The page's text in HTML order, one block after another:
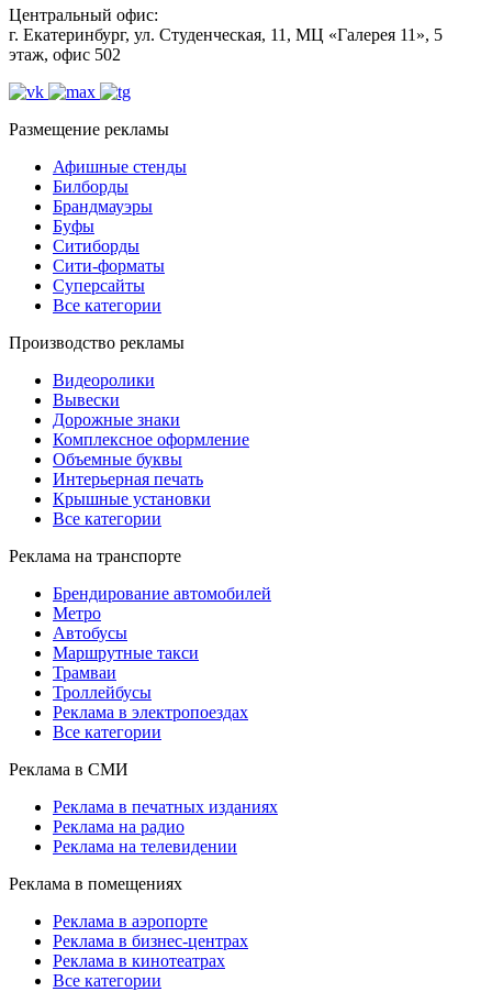
Центральный офис:
г. Екатеринбург, ул. Студенческая, 11, МЦ «Галерея 11», 5
этаж, офис 502
Размещение рекламы
Афишные стенды
Билборды
Брандмауэры
Буфы
Ситиборды
Сити-форматы
Суперсайты
Все категории
Производство рекламы
Видеоролики
Вывески
Дорожные знаки
Комплексное оформление
Объемные буквы
Интерьерная печать
Крышные установки
Все категории
Реклама на транспорте
Брендирование автомобилей
Метро
Автобусы
Маршрутные такси
Трамваи
Троллейбусы
Реклама в электропоездах
Все категории
Реклама в СМИ
Реклама в печатных изданиях
Реклама на радио
Реклама на телевидении
Реклама в помещениях
Реклама в аэропорте
Реклама в бизнес-центрах
Реклама в кинотеатрах
Все категории